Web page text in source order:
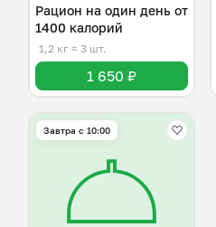
Рацион на один день от
1400 калорий
1,2 кг ≈ 3 шт.
1 650 ₽
Завтра c 10:00